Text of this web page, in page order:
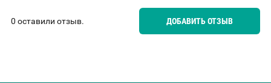
0 оставили отзыв. ДОБАВИТЬ ОТЗЫВ